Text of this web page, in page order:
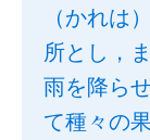
（かれは
所とし，
雨を降ら
て種々の